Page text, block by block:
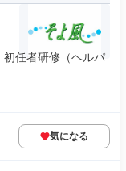
任者研修（ヘルパ
気になる